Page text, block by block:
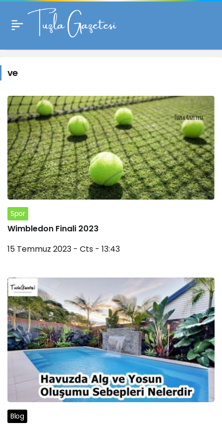
ve
ve
Spor
Wimbledon Finali 2023
15 Temmuz 2023 - Cts - 13:43
Blog